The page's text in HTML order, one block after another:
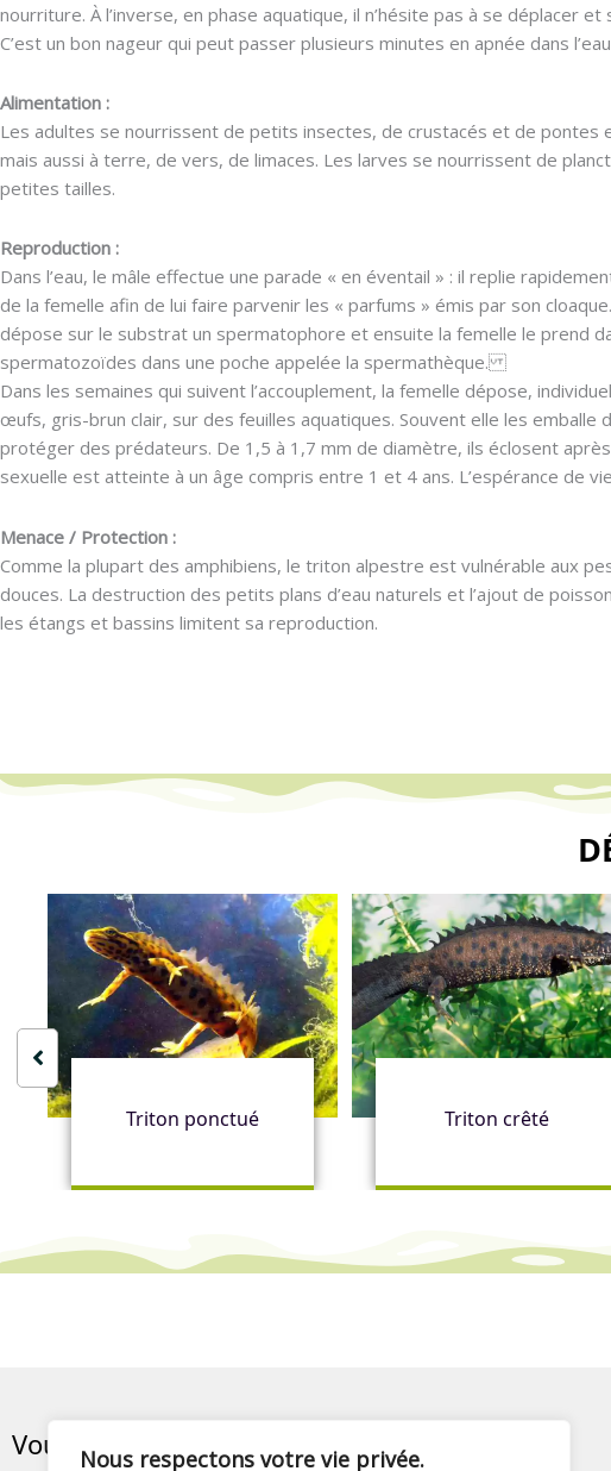
Nous respectons votre vie privée.
nourriture. À l’inverse, en phase aquatique, il n’hésite pas à se déplacer
C’est un bon nageur qui peut passer plusieurs minutes en apnée dans
Alimentation :
Les adultes se nourrissent de petits insectes, de crustacés et de pontes
mais aussi à terre, de vers, de limaces. Les larves se nourrissent de
petites tailles.
Reproduction :
Dans l’eau, le mâle effectue une parade « en éventail » : il replie
de la femelle afin de lui faire parvenir les « parfums » émis par son
dépose sur le substrat un spermatophore et ensuite la femelle le prend
spermatozoïdes dans une poche appelée la spermathèque.
Dans les semaines qui suivent l’accouplement, la femelle dépose,
œufs, gris-brun clair, sur des feuilles aquatiques. Souvent elle les emballe
protéger des prédateurs. De 1,5 à 1,7 mm de diamètre, ils éclosent
sexuelle est atteinte à un âge compris entre 1 et 4 ans. L’espérance de
Menace / Protection :
Comme la plupart des amphibiens, le triton alpestre est vulnérable aux
douces. La destruction des petits plans d’eau naturels et l’ajout de
les étangs et bassins limitent sa reproduction.
Triton ponctué Triton crêté
Vous aimez ce contenu ? Partagez-le